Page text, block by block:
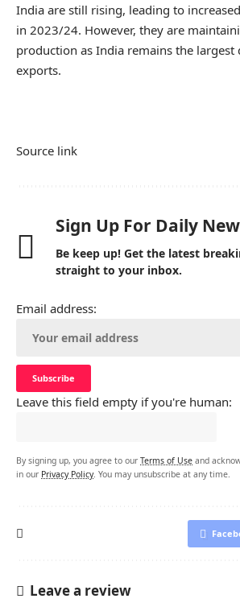
India are still rising, leading to
in 2023/24. However, they are
production as India remains the
exports.
Source link
Sign Up For Daily
Be keep up! Get the latest
straight to your inbox.
Email address:
Leave this field empty if you're human:
By signing up, you agree to our Terms of Use and
in our Privacy Policy. You may unsubscribe at any time.
Leave a review